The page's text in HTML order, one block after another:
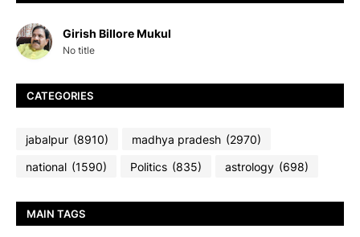
Girish Billore Mukul
No title
CATEGORIES
jabalpur (8910) madhya pradesh (2970)
national (1590) Politics (835) astrology (698)
MAIN TAGS